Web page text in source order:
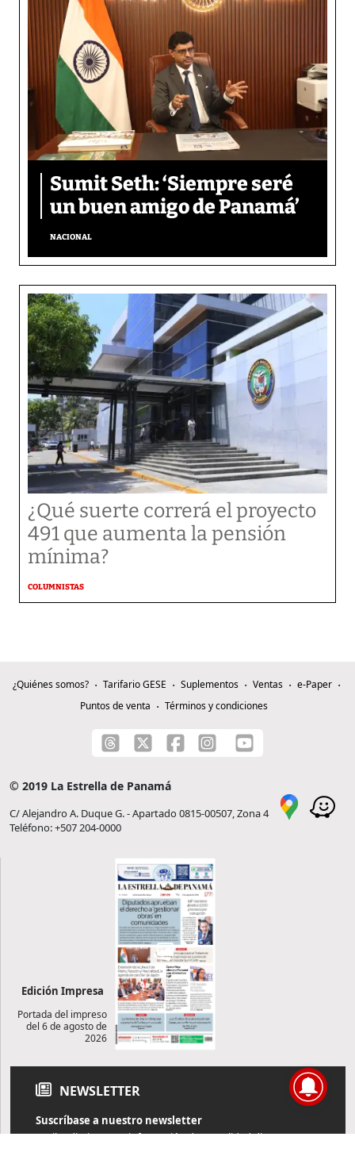
Sumit Seth: ‘Siempre seré
un buen amigo de Panamá’
NACIONAL
¿Qué suerte correrá el proyecto
491 que aumenta la pensión
mínima?
COLUMNISTAS
¿Quiénes somos? Tarifario GESE Suplementos Ventas
e-Paper
Puntos de venta
Términos y condiciones
© 2019 La Estrella de Panamá
C/ Alejandro A. Duque G. - Apartado 0815-00507, Zona 4
Teléfono: +507 204-0000
Edición Impresa
Portada del impreso
del 6 de agosto de
2026
NEWSLETTER
Suscríbase a nuestro newsletter
Reciba diariamente información de actualidad directamente en